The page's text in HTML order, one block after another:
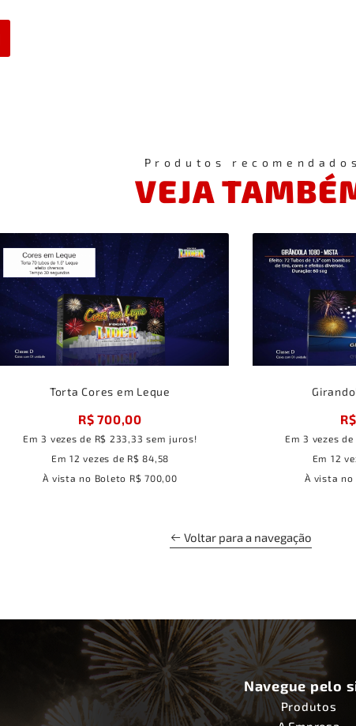
Produtos recomendados
VEJA
Torta Cores em Leque
R$ 700,00
Em 3 vezesde R$ 233,33 sem juros!
Em 12 vezes de R$ 84,58
À vista no Boleto R$ 700,00
Em 3 vezesde
Em 12
À vista no
Voltar para a navegação
Navegue pelo
Produtos